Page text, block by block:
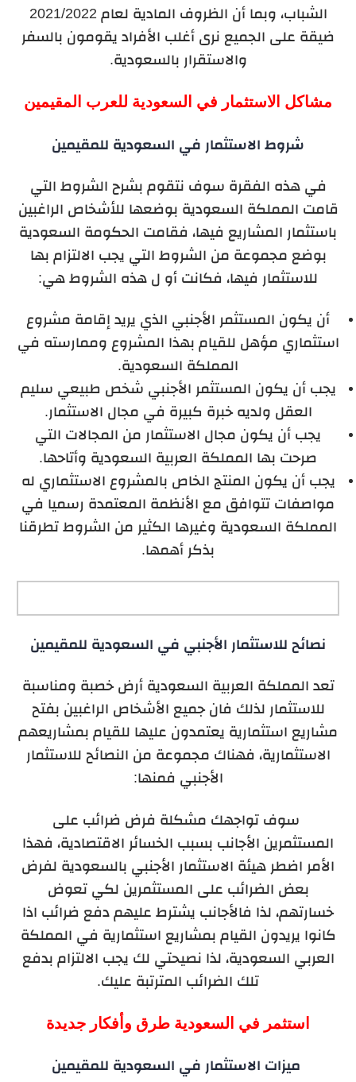
الشباب، وبما أن الظروف المادية لعام 2021/2022
ضيقة على الجميع نرى أغلب الأفراد يقومون بالسفر
والاستقرار بالسعودية.
مشاكل الاستثمار في السعودية للعرب المقيمين
شروط الاستثمار في السعودية للمقيمين
في هذه الفقرة سوف نتقوم بشرح الشروط التي
قامت المملكة السعودية بوضعها للأشخاص الراغبين
باستثمار المشاريع فيها، فقامت الحكومة السعودية
بوضع مجموعة من الشروط التي يجب الالتزام بها
للاستثمار فيها، فكانت أو ل هذه الشروط هي:
أن يكون المستثمر الأجنبي الذي يريد إقامة مشروع
استثماري مؤهل للقيام بهذا المشروع وممارسته في
المملكة السعودية.
يجب أن يكون المستثمر الأجنبي شخص طبيعي سليم
العقل ولديه خبرة كبيرة في مجال الاستثمار.
يجب أن يكون مجال الاستثمار من المجالات التي
صرحت بها المملكة العربية السعودية وأتاحها.
يجب أن يكون المنتج الخاص بالمشروع الاستثماري له
مواصفات تتوافق مع الأنظمة المعتمدة رسميا في
المملكة السعودية وغيرها الكثير من الشروط تطرقنا
بذكر أهمها.
نصائح للاستثمار الأجنبي في السعودية للمقيمين
تعد المملكة العربية السعودية أرض خصبة ومناسبة
للاستثمار لذلك فان جميع الأشخاص الراغبين بفتح
مشاريع استثمارية يعتمدون عليها للقيام بمشاريعهم
الاستثمارية، فهناك مجموعة من النصائح للاستثمار
الأجنبي فمنها:
سوف تواجهك مشكلة فرض ضرائب على
المستثمرين الأجانب بسبب الخسائر الاقتصادية، فهذا
الأمر اضطر هيئة الاستثمار الأجنبي بالسعودية لفرض
بعض الضرائب على المستثمرين لكي تعوض
خسارتهم، لذا فالأجانب يشترط عليهم دفع ضرائب اذا
كانوا يريدون القيام بمشاريع استثمارية في المملكة
العربي السعودية، لذا نصيحتي لك يجب الالتزام بدفع
تلك الضرائب المترتبة عليك.
استثمر في السعودية طرق وأفكار جديدة
ميزات الاستثمار في السعودية للمقيمين